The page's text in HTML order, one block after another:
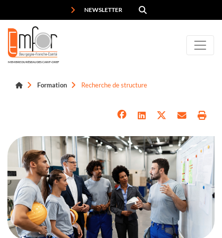
NEWSLETTER
MEMBRE DU RÉSEAU DES CARIF-OREF
Formation Recherche de structure
Panneau de gestion des cookies